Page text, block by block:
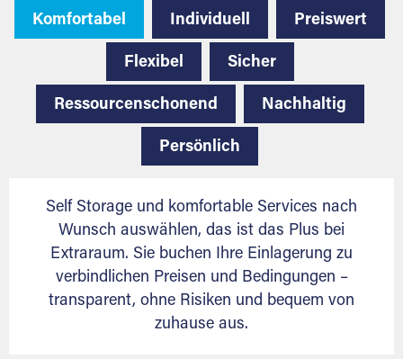
Komfortabel Individuell Preiswert
Flexibel Sicher
Ressourcenschonend Nachhaltig
Persönlich
Self Storage und komfortable Services nach
Wunsch auswählen, das ist das Plus bei
Extraraum. Sie buchen Ihre Einlagerung zu
verbindlichen Preisen und Bedingungen –
transparent, ohne Risiken und bequem von
zuhause aus.